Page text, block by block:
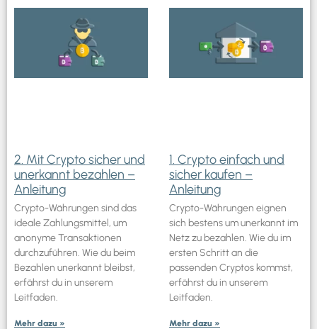
2. Mit Crypto sicher und
unerkannt bezahlen –
Anleitung
Crypto-Währungen sind das
ideale Zahlungsmittel, um
anonyme Transaktionen
durchzuführen. Wie du beim
Bezahlen unerkannt bleibst,
erfährst du in unserem
Leitfaden.
Mehr dazu »
1. Crypto einfach und
sicher kaufen –
Anleitung
Crypto-Währungen eignen
sich bestens um unerkannt im
Netz zu bezahlen. Wie du im
ersten Schritt an die
passenden Cryptos kommst,
erfährst du in unserem
Leitfaden.
Mehr dazu »